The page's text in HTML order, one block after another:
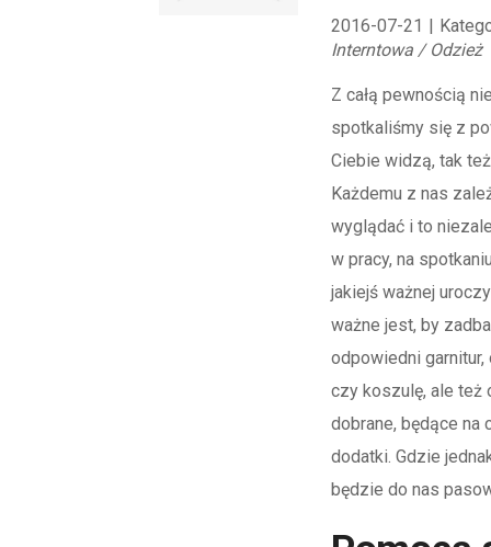
2016-07-21 |
Interntowa / Odzież
Z całą pewnością
spotkaliśmy się z
Ciebie widzą, tak
Każdemu z nas
wyglądać i to
w pracy, na
jakiejś ważnej
ważne jest, by
odpowiedni
czy koszulę, ale też
dobrane, będące na
dodatki. Gdzie
będzie do nas